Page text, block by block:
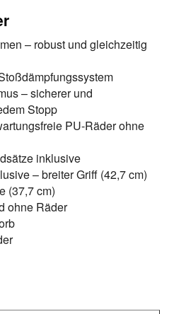
– robust und gleichzeitig
– sicherer und
Stopp
PU-Räder ohne
inklusive
– breiter Griff (42,7 cm)
(37,7 cm)
ohne Räder